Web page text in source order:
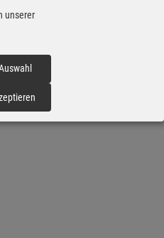
günstigsten Benzin und Diesel
unserer